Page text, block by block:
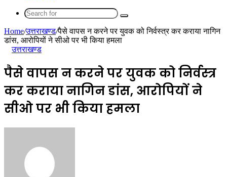
Search
Home/उत्तराखण्ड/पैसे वापस न करने पर युवक को निर्वस्त्र कर कराया नागिन
डांस, आरोपियों ने सीओ पर भी किया हमला
उत्तराखण्ड
पैसे वापस न करने पर युवक को निर्वस्त्र
कर कराया नागिन डांस, आरोपियों ने
सीओ पर भी किया हमला